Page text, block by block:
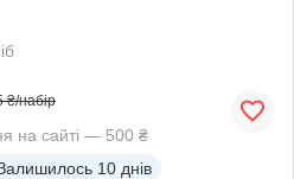
₴/набір
на сайті — 500 ₴
10 днів